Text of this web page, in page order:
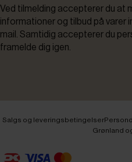
Ved tilmelding accepterer du at
informationer og tilbud på varer
mail. Samtidig accepterer du
framelde dig igen.
Salgs og leveringsbetingelser
Grønland